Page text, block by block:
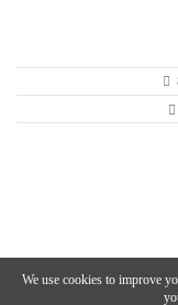
We use cookies to improve